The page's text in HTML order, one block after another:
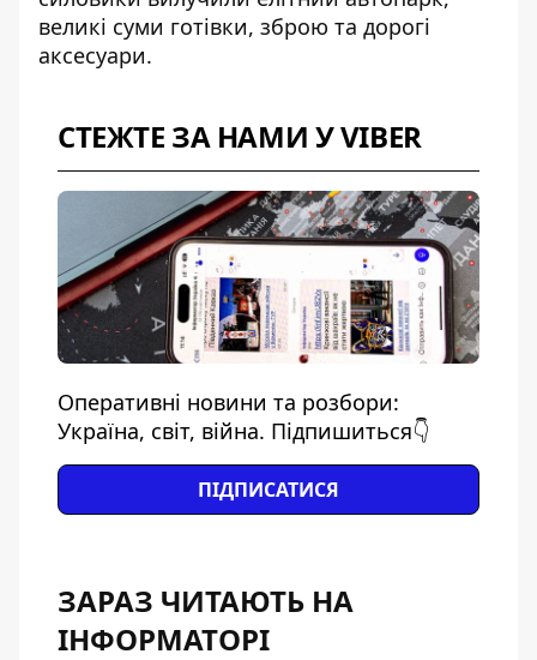
великі суми готівки, зброю та дорогі
аксесуари.
СТЕЖТЕ ЗА НАМИ У VIBER
Оперативні новини та розбори:
Україна, світ, війна. Підпишиться👇
ПІДПИСАТИСЯ
ЗАРАЗ ЧИТАЮТЬ НА
ІНФОРМАТОРІ